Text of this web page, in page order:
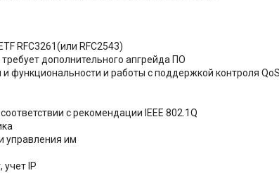
RFC3261(или RFC2543)
дополнительного апгрейда ПО
функциональности и работы с поддержкой контроля QoS
с рекомендации IEEE 802.1Q
управления им
учет IP